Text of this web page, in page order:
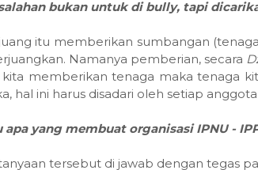
bukan untuk di bully, tapi
itu memberikan sumbangan
Namanya pemberian, secara
kita memberikan tenaga maka tenaga
hal ini harus disadari oleh setiap
apayang membuat organisasi IPNU-
tersebut di jawab dengan tegas